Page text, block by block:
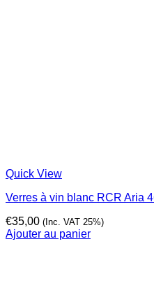
Quick View
Verres à vin blanc RCR Aria
€35,00 (Inc. VAT 25%)
Ajouter au panier